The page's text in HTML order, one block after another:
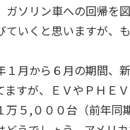
ソリン車への回帰を図
いくと思いますが、
月から６月の期間、
すが、ＥＶやＰＨＥ
５,０００台（前年同